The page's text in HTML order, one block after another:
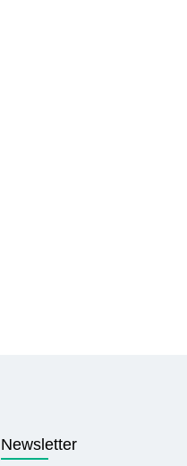
Newsletter